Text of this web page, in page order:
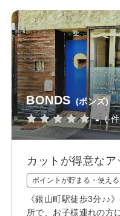
BONDS (ボンズ)
- (-
カットが得意な
ポイントが貯まる・使える
《銀山町駅徒歩3分♪♪
所で、お子様連れの方